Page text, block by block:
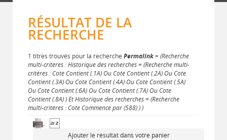
RÉSULTAT DE LA
RECHERCHE
1 titres trouvés pour la recherche Permalink= (Recherche
multi-critères : Historique des recherches = (Recherche multi-
critères : Cote Contient (.1A) Ou Cote Contient (.2A) Ou Cote
Contient (.3A) Ou Cote Contient (.4A) Ou Cote Contient (.5A)
Ou Cote Contient (.6A) Ou Cote Contient (.7A) Ou Cote
Contient (.8A) ) Et Historique des recherches = (Recherche
multi-critères : Cote Commence par (588) ) )
Ajouter le résultat dans votre panier